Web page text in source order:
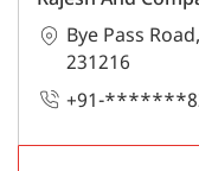
Bye Pass Road,
231216
+91-